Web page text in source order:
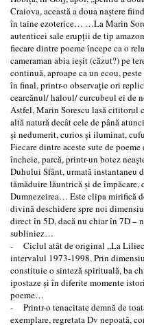
Craiova, această a doua naştere
în taine ezoterice… …La Marin
autenticei sale erupţii de tip
fiecare dintre poeme începe ca o
cameraman abia ieşit (căzut?) pe
continuă, aproape ca un ecou,
în final, printr-o observaţie ori
cearcănul/ haloul/ curcubeul ei de
Astfel, Marin Sorescu lasă cititorul
altă natură decât cele de până
şi nedumerit, curios şi iluminat,
Fiecare dintre aceste sute de
încheie, parcă, printr-un botez
Duhului Sfânt, urmată instantaneu
tămăduire lăuntrică şi de împăcare,
Dumnezeirea… Este clipa mirifică
divină deschidere spre noi
direct în 5D, dacă nu chiar în 7D –
subliniez…
- Ciclul atât de original ,,La
intervalul 1973-1998. Prin
constituie o sinteză spirituală, ba
ipostaze şi în diferite momente
poeme…
- Printr-o tenacitate demnă de
exemplare, regretata Dv nepoată,